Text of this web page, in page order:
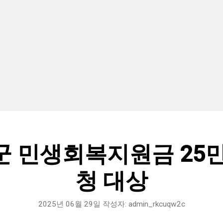
민생회복지원금 25
청 대상
2025년 06월 29일 작성자: admin_rkcuqw2c